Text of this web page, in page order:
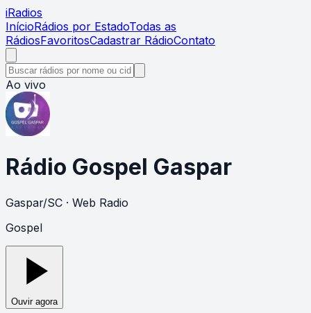
iRadios
InícioRádios por EstadoTodas as
RádiosFavoritosCadastrar RádioContato
Ao vivo
Rádio Gospel Gaspar
Gaspar/SC · Web Radio
Gospel
Ouvir agora